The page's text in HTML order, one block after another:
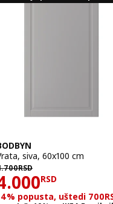
siva, 60x100 cm
RSD
RSD
4000RSD
popusta, uštedi